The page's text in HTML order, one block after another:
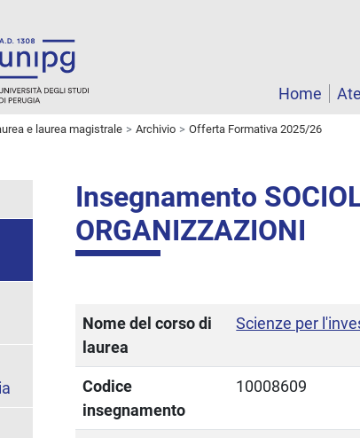
Home
e laurea magistrale Archivio Offerta Formativa 2025/26
Insegnamento
ORGANIZZAZIONI
Nome del corso di
laurea
Scienze per
Codice
insegnamento
10008609